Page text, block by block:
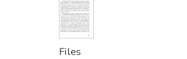
Files